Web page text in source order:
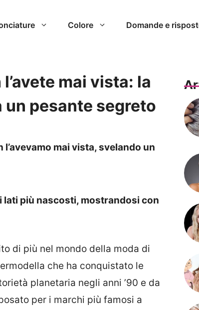
Colore Domande e
mai vista: la
un pesante segreto
mai vista, svelando un
lati più nascosti, mostrandosi con
di più nel mondo della moda di
che ha conquistato le
planetaria negli anni ’90 e da
per i marchi più famosi a